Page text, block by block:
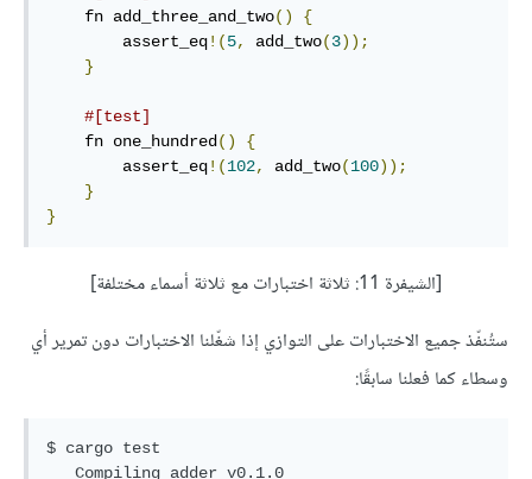
    fn add_three_and_two
()
{
        assert_eq
!(5, add_two(3));
}
#[test]
    fn one_hundred
()
{
        assert_eq
!(102, add_two(100));
}
}
[الشيفرة 11: ثلاثة اختبارات مع ثلاثة أسماء مختلفة]
ستُنفّذ جميع الاختبارات على التوازي إذا شغّلنا الاختبارات دون تمرير أي
وسطاء كما فعلنا سابقًا:
$ cargo test